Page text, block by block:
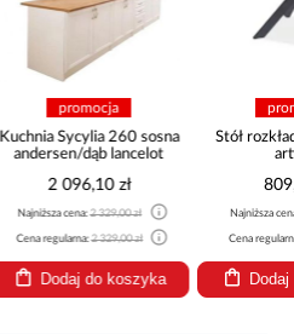
promocja
Kuchnia Sycylia 260 sosna
andersen/dąb lancelot
2 096,10 zł
Najniższa cena:2 329,00 zł
Cena regularna:2 329,00 zł
Dodaj do koszyka
Stół
Najniższa
Cena